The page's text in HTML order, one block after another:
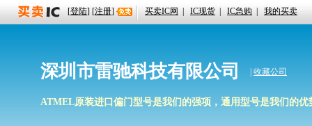
[登陆] [注册] 买卖IC网 IC现货 IC急购 我的买卖
深圳市雷驰科技有限公司 收藏公司
ATMEL原装进口偏门型号是我们的强项，通用型号是我们的优